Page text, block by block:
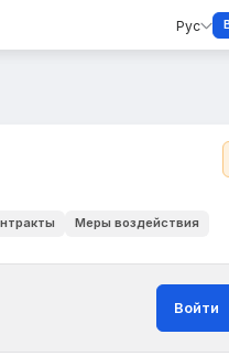
Рус
Меры воздействия
Войти